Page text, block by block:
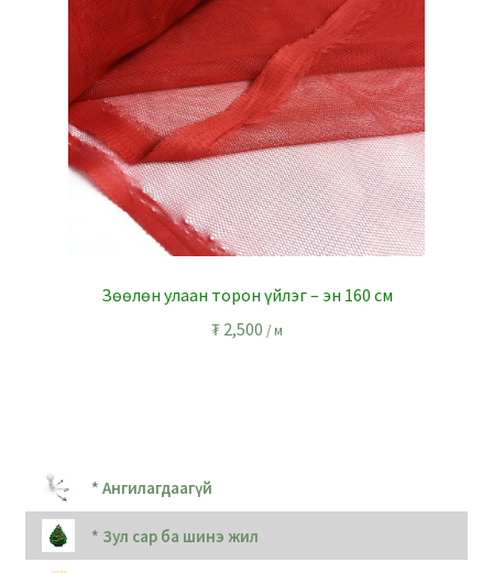
Зөөлөн улаан торон үйлэг – эн 160 см
₮2,500 / м
* Ангилагдаагүй
* Зул сар ба шинэ жил